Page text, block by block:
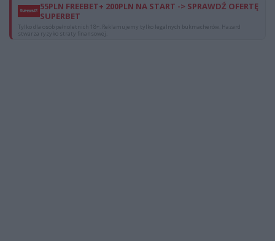
55PLN FREEBET+ 200PLN NA START -> SPRAWDŹ OFERTĘ
SUPERBET
Tylko dla osób pełnoletnich 18+. Reklamujemy tylko legalnych bukmacherów. Hazard
stwarza ryzyko straty finansowej.